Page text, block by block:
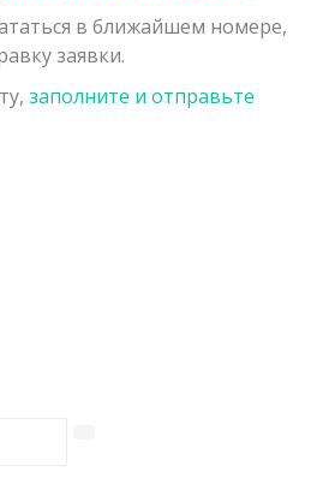
рукописей, поступивших в
науки
в ближайшем номере,
заявки.
заполните и отправьте